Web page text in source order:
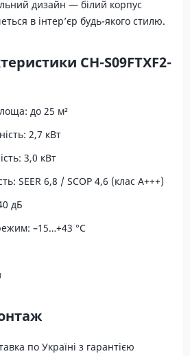
дизайн — білий корпус
в інтер’єр будь-якого стилю.
CH-S09FTXF2-
до 25 м²
2,7 кВт
3,0 кВт
SEER 6,8 / SCOP 4,6 (клас A+++)
дБ
–15…+43 °C
по Україні з гарантією